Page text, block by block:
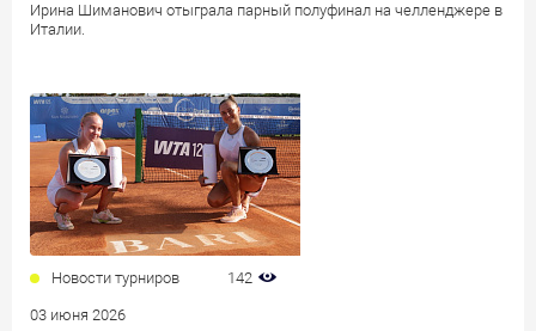
Ирина Шиманович отыграла парный полуфинал на челленджере в
Италии.
Новости турниров 142
03 июня 2026